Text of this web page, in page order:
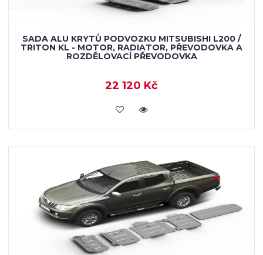
SADA ALU KRYTŮ PODVOZKU MITSUBISHI L200 /
TRITON KL - MOTOR, RADIATOR, PŘEVODOVKA A
ROZDĚLOVACÍ PŘEVODOVKA
22 120 Kč
KOUPIT